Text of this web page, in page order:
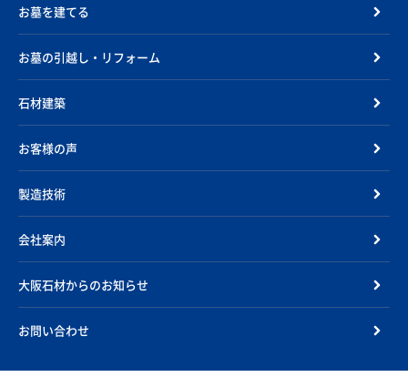
お墓を建てる
お墓の引越し・リフォーム
石材建築
お客様の声
製造技術
会社案内
大阪石材からのお知らせ
お問い合わせ